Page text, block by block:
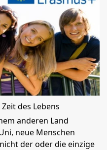
des Lebens
anderen Land
neue Menschen
der oder die einzige